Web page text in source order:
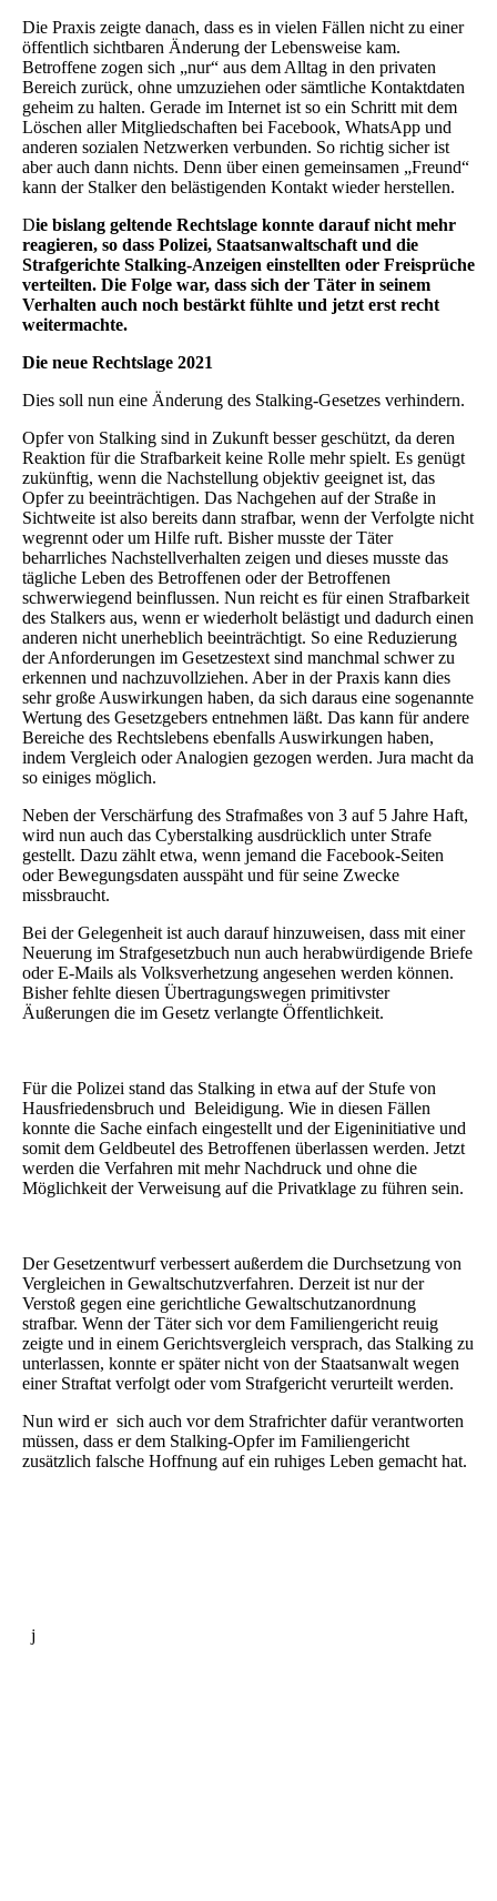
Die Praxis zeigte danach, dass es in vielen Fällen nicht zu einer
öffentlich sichtbaren Änderung der Lebensweise kam.
Betroffene zogen sich „nur“ aus dem Alltag in den privaten
Bereich zurück, ohne umzuziehen oder sämtliche Kontaktdaten
geheim zu halten. Gerade im Internet ist so ein Schritt mit dem
Löschen aller Mitgliedschaften bei Facebook, WhatsApp und
anderen sozialen Netzwerken verbunden. So richtig sicher ist
aber auch dann nichts. Denn über einen gemeinsamen „Freund“
kann der Stalker den belästigenden Kontakt wieder herstellen.
Die bislang geltende Rechtslage konnte darauf nicht mehr
reagieren, so dass Polizei, Staatsanwaltschaft und die
Strafgerichte Stalking-Anzeigen einstellten oder Freisprüche
verteilten. Die Folge war, dass sich der Täter in seinem
Verhalten auch noch bestärkt fühlte und jetzt erst recht
weitermachte.
Die neue Rechtslage 2021
Dies soll nun eine Änderung des Stalking-Gesetzes verhindern.
Opfer von Stalking sind in Zukunft besser geschützt, da deren
Reaktion für die Strafbarkeit keine Rolle mehr spielt. Es genügt
zukünftig, wenn die Nachstellung objektiv geeignet ist, das
Opfer zu beeinträchtigen. Das Nachgehen auf der Straße in
Sichtweite ist also bereits dann strafbar, wenn der Verfolgte nicht
wegrennt oder um Hilfe ruft. Bisher musste der Täter
beharrliches Nachstellverhalten zeigen und dieses musste das
tägliche Leben des Betroffenen oder der Betroffenen
schwerwiegend beinflussen. Nun reicht es für einen Strafbarkeit
des Stalkers aus, wenn er wiederholt belästigt und dadurch einen
anderen nicht unerheblich beeinträchtigt. So eine Reduzierung
der Anforderungen im Gesetzestext sind manchmal schwer zu
erkennen und nachzuvollziehen. Aber in der Praxis kann dies
sehr große Auswirkungen haben, da sich daraus eine sogenannte
Wertung des Gesetzgebers entnehmen läßt. Das kann für andere
Bereiche des Rechtslebens ebenfalls Auswirkungen haben,
indem Vergleich oder Analogien gezogen werden. Jura macht da
so einiges möglich.
Neben der Verschärfung des Strafmaßes von 3 auf 5 Jahre Haft,
wird nun auch das Cyberstalking ausdrücklich unter Strafe
gestellt. Dazu zählt etwa, wenn jemand die Facebook-Seiten
oder Bewegungsdaten ausspäht und für seine Zwecke
missbraucht.
Bei der Gelegenheit ist auch darauf hinzuweisen, dass mit einer
Neuerung im Strafgesetzbuch nun auch herabwürdigende Briefe
oder E-Mails als Volksverhetzung angesehen werden können.
Bisher fehlte diesen Übertragungswegen primitivster
Äußerungen die im Gesetz verlangte Öffentlichkeit.
Für die Polizei stand das Stalking in etwa auf der Stufe von
Hausfriedensbruch und Beleidigung. Wie in diesen Fällen
konnte die Sache einfach eingestellt und der Eigeninitiative und
somit dem Geldbeutel des Betroffenen überlassen werden. Jetzt
werden die Verfahren mit mehr Nachdruck und ohne die
Möglichkeit der Verweisung auf die Privatklage zu führen sein.
Der Gesetzentwurf verbessert außerdem die Durchsetzung von
Vergleichen in Gewaltschutzverfahren. Derzeit ist nur der
Verstoß gegen eine gerichtliche Gewaltschutzanordnung
strafbar. Wenn der Täter sich vor dem Familiengericht reuig
zeigte und in einem Gerichtsvergleich versprach, das Stalking zu
unterlassen, konnte er später nicht von der Staatsanwalt wegen
einer Straftat verfolgt oder vom Strafgericht verurteilt werden.
Nun wird er sich auch vor dem Strafrichter dafür verantworten
müssen, dass er dem Stalking-Opfer im Familiengericht
zusätzlich falsche Hoffnung auf ein ruhiges Leben gemacht hat.
j